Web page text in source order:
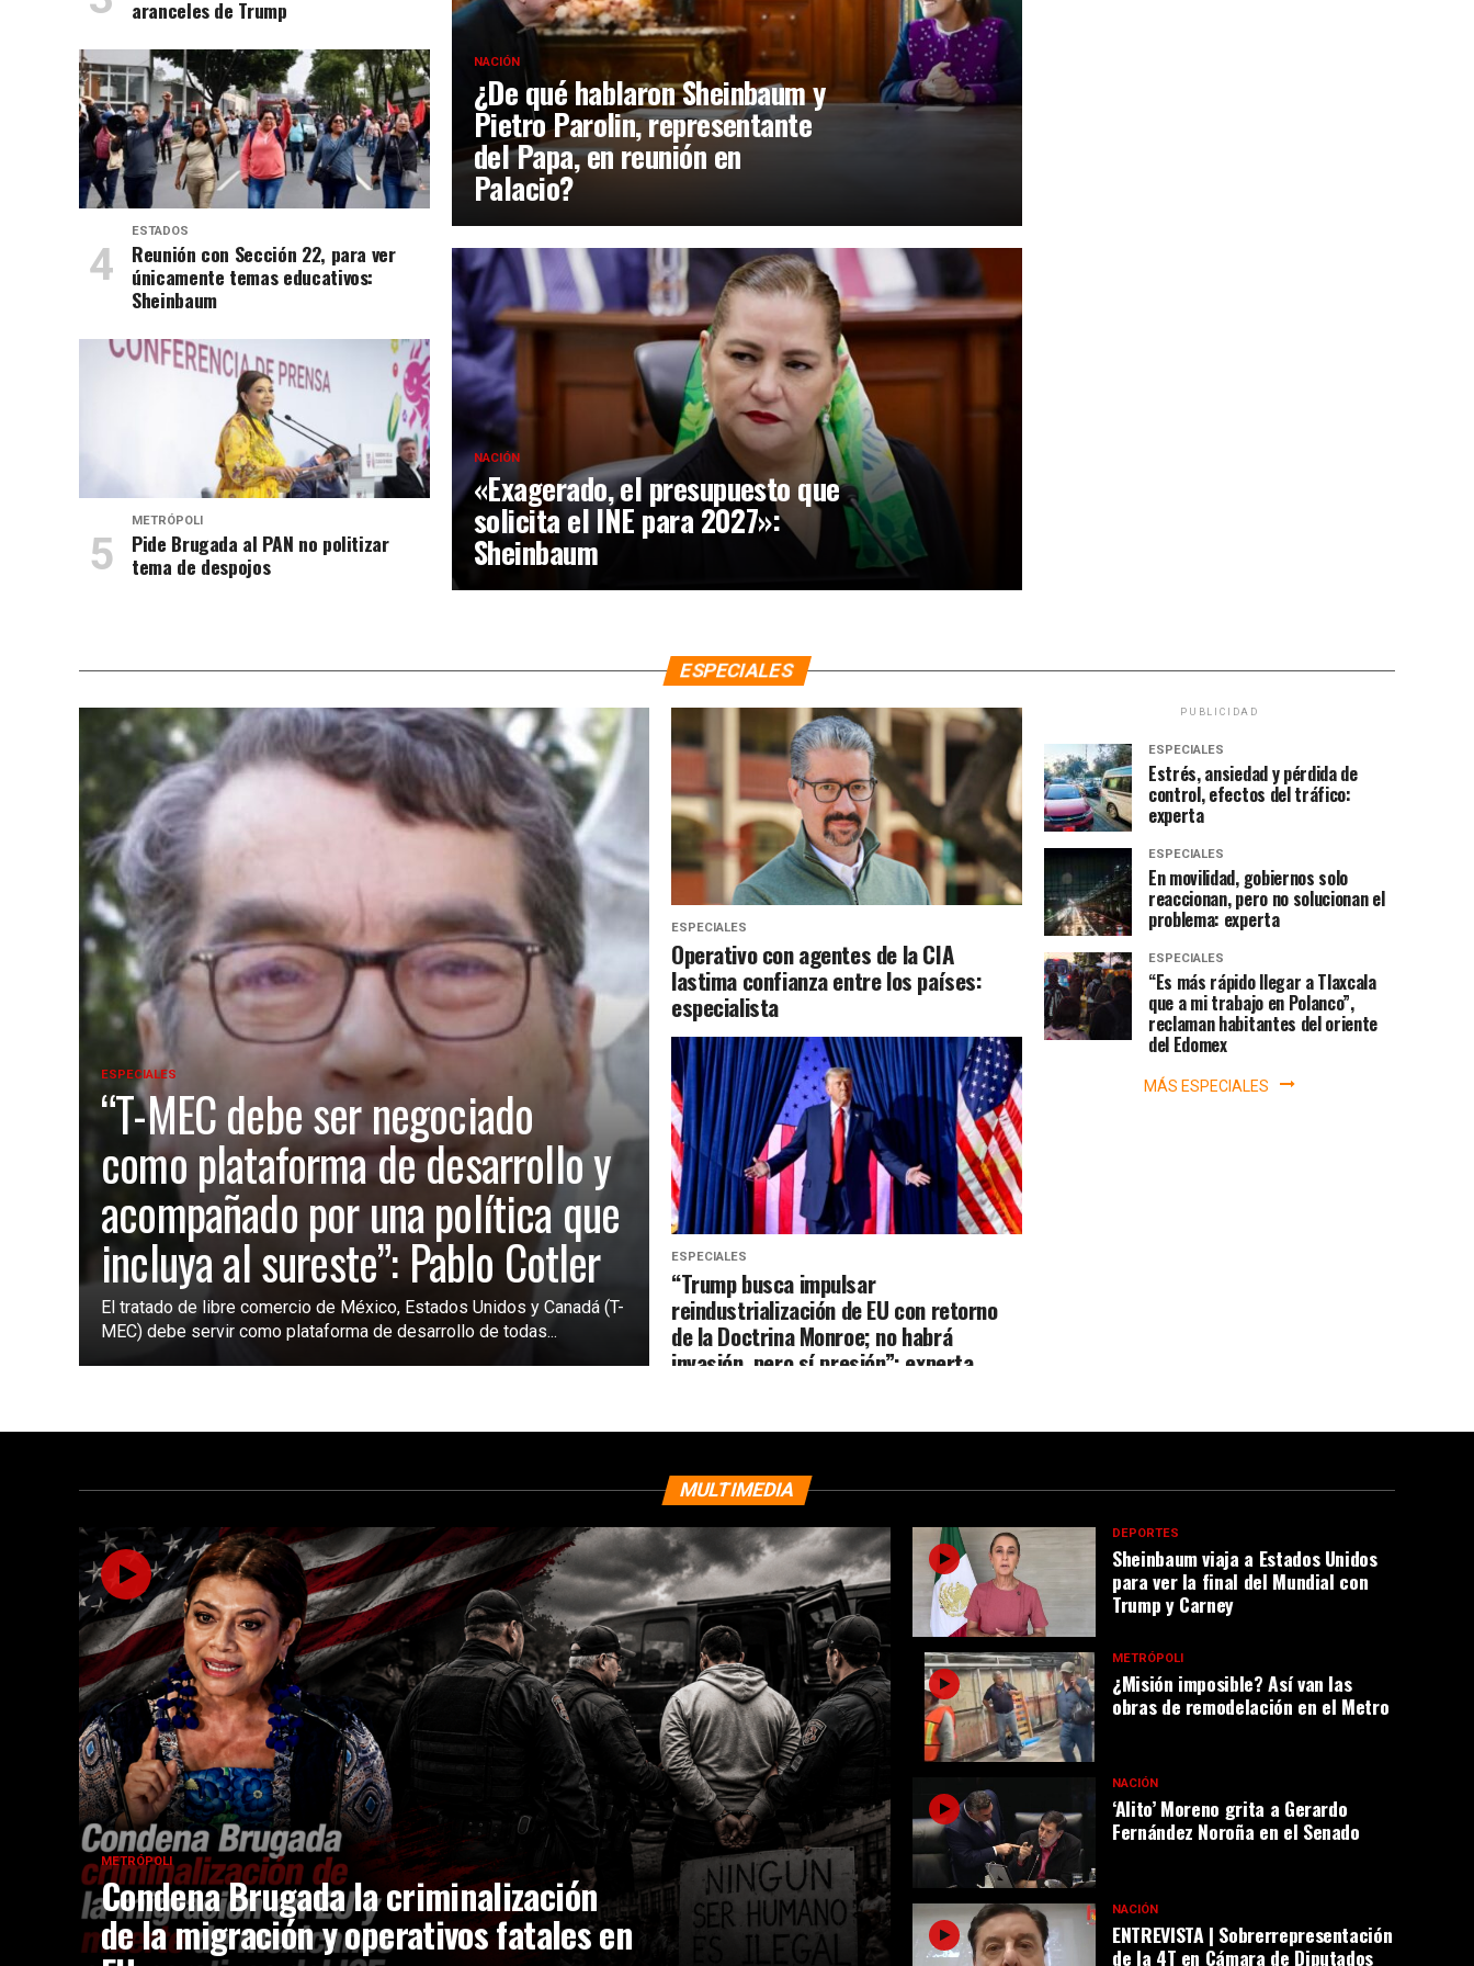
NACIÓN
¿De qué hablaron Sheinbaum y
Pietro Parolin, representante
del Papa, en reunión en
Palacio?
NACIÓN
«Exagerado, el presupuesto que
solicita el INE para 2027»:
Sheinbaum
aranceles de Trump
ESTADOS
Reunión con Sección 22, para ver
únicamente temas educativos:
Sheinbaum
METRÓPOLI
Pide Brugada al PAN no politizar
tema de despojos
ESPECIALES
ESPECIALES
“T-MEC debe ser negociado
como plataforma de desarrollo y
acompañado por una política que
incluya al sureste”: Pablo Cotler
El tratado de libre comercio de México, Estados Unidos y Canadá (T-
MEC) debe servir como plataforma de desarrollo de todas...
ESPECIALES
Operativo con agentes de la CIA
lastima confianza entre los países:
especialista
ESPECIALES
“Trump busca impulsar
reindustrialización de EU con retorno
de la Doctrina Monroe; no habrá
invasión, pero sí presión”: experta
PUBLICIDAD
ESPECIALES
Estrés, ansiedad y pérdida de
control, efectos del tráfico:
experta
ESPECIALES
En movilidad, gobiernos solo
reaccionan, pero no solucionan el
problema: experta
ESPECIALES
“Es más rápido llegar a Tlaxcala
que a mi trabajo en Polanco”,
reclaman habitantes del oriente
del Edomex
MÁS ESPECIALES
MULTIMEDIA
METRÓPOLI
Condena Brugada la criminalización
de la migración y operativos fatales en
DEPORTES
Sheinbaum viaja a Estados Unidos
para ver la final del Mundial con
Trump y Carney
METRÓPOLI
¿Misión imposible? Así van las
obras de remodelación en el Metro
NACIÓN
‘Alito’ Moreno grita a Gerardo
Fernández Noroña en el Senado
NACIÓN
ENTREVISTA | Sobrerrepresentación
de la 4T en Cámara de Diputados